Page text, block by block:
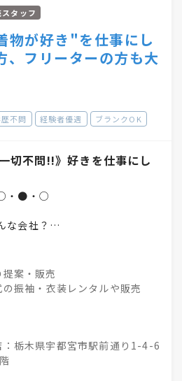
スタッフ
物が好き"を仕事にし
、フリーターの方も大
不問 経験者優遇 ブランクOK
切不問!!》好きを仕事にし
・●・○
な会社？
も多く、
」
す♪
社風◎
提案・販売
の振袖・衣装レンタルや販売
け教室 / お手入れ相談会のご
栃木県宇都宮市駅前通り1-4-6